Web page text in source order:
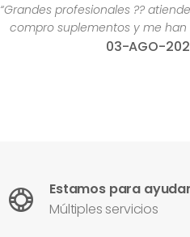
“Grandes profesionales ??
compro suplementos y me han
03-AGO-
Estamos para
Múltiples servicios